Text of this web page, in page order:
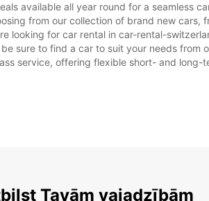
available all year round for a
from our collection of brand new
looking for car rental in car-rental-
sure to find a car to suit your needs
service, offering flexible short- and
Tavām vajadzībām